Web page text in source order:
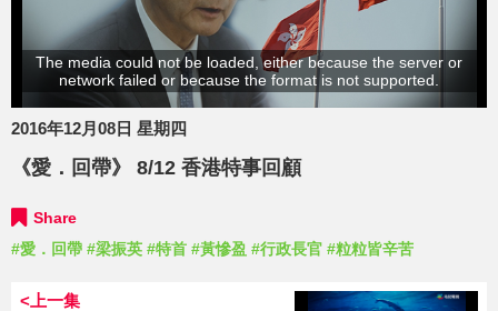
The media could not be loaded, either because the server or
network failed or because the format is not supported.
2016年12月08日 星期四
《愛．回帶》 8/12 香港特事回顧
Share
#愛．回帶 #梁振英 #特首 #黃慘盈 #行政長官 #粒粒皆辛苦
<上一集